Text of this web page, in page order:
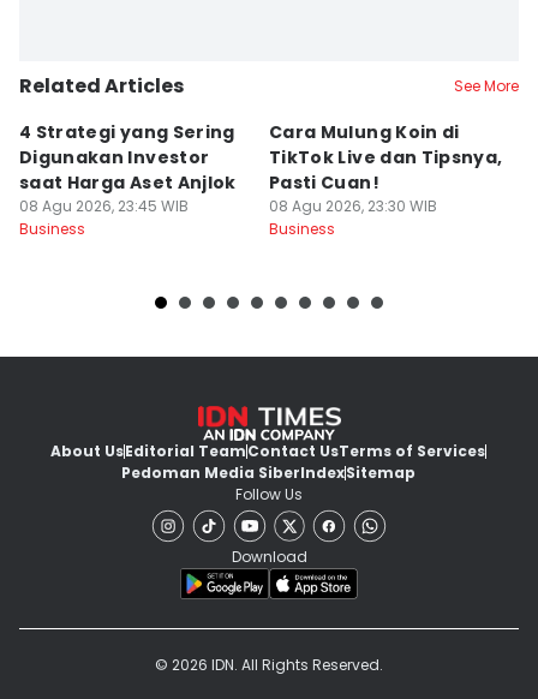
Related Articles See More
4 Strategi yang Sering
Digunakan Investor
saat Harga Aset Anjlok
08 Agu 2026, 23:45 WIB
Business
Cara Mulung Koin di
TikTok Live dan Tipsnya,
Pasti Cuan!
08 Agu 2026, 23:30 WIB
Business
About UsEditorial TeamContact UsTerms of Services
Pedoman Media SiberIndexSitemap
Follow Us
Download
© 2026 IDN. All Rights Reserved.